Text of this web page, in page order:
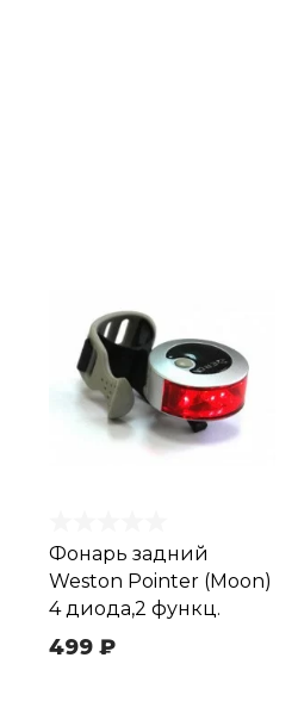
Фонарь задний
Weston Pointer (Moon)
4 диода,2 функц.
499 ₽